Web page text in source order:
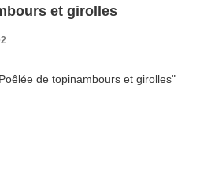
et girolles